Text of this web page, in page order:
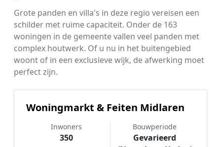
Grote panden en villa's in deze regio vereisen een
schilder met ruime capaciteit. Onder de 163
woningen in de gemeente vallen veel panden met
complex houtwerk. Of u nu in het buitengebied
woont of in een exclusieve wijk, de afwerking moet
perfect zijn.
Woningmarkt & Feiten Midlaren
Inwoners
350
Bouwperiode
Gevarieerd